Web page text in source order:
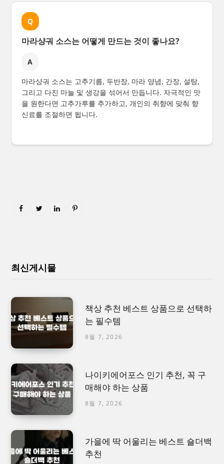
Q
마라샹궈 소스는 어떻게 만드는 것이 좋나요?
A
마라샹궈 소스는 고추기름, 두반장, 마라 양념, 간장, 설탕,
그리고 다진 마늘 및 생강을 섞어서 만듭니다. 자극적인 맛
을 원한다면 고추가루를 추가하고, 개인의 취향에 맞춰 향
신료를 조절하면 됩니다.
최신게시물
책상 추천 베스트 상품으로 선택하
는 필수템
8월 7, 2026
나이키에어포스 인기 추천, 꼭 구
매해야 하는 상품
8월 7, 2026
가을에 딱 어울리는 베스트 숄더백
추천